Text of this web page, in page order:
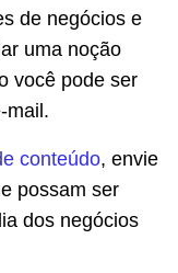
de negócios e
uma noção
você pode ser
mail.
conteúdo, envie
possam ser
dos negócios